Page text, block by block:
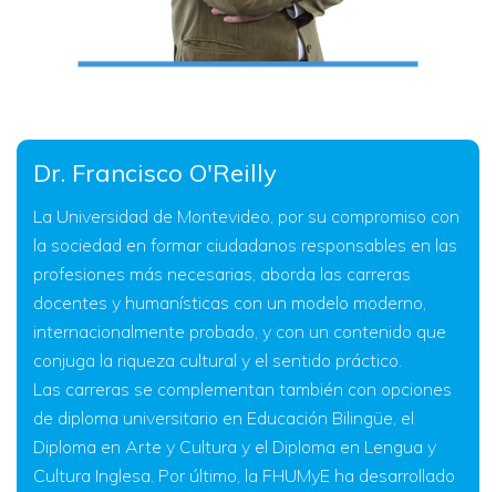
Dr. Francisco O'Reilly
La Universidad de Montevideo, por su compromiso con
la sociedad en formar ciudadanos responsables en las
profesiones más necesarias, aborda las carreras
docentes y humanísticas con un modelo moderno,
internacionalmente probado, y con un contenido que
conjuga la riqueza cultural y el sentido práctico.
Las carreras se complementan también con opciones
de diploma universitario en Educación Bilingüe, el
Diploma en Arte y Cultura y el Diploma en Lengua y
Cultura Inglesa. Por último, la FHUMyE ha desarrollado